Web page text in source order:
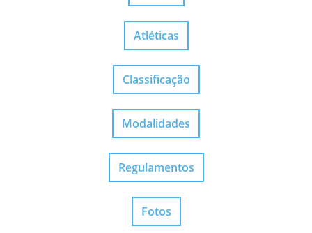
Atléticas
Classificação
Modalidades
Regulamentos
Fotos